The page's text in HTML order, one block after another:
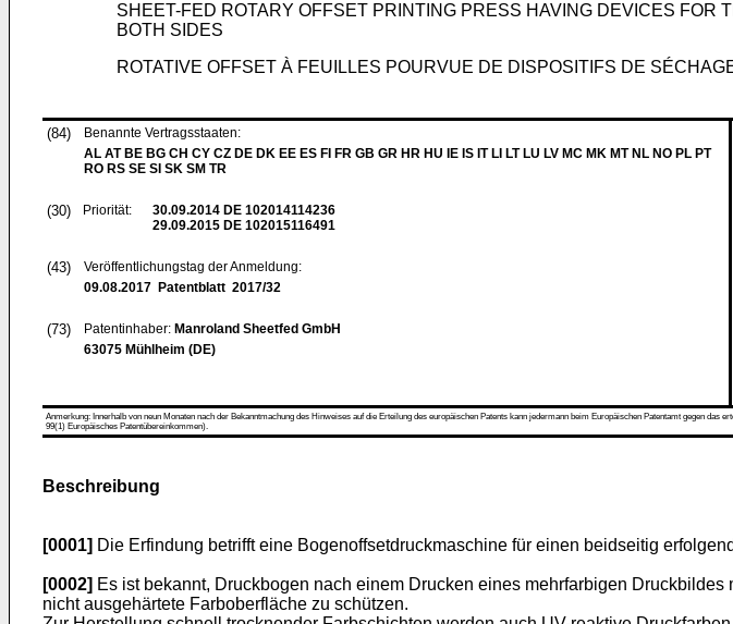
SHEET-FED ROTARY OFFSET PRINTING PRESS HAVING DEVICES
BOTH SIDES
ROTATIVE OFFSET À FEUILLES POURVUE DE DISPOSITIFS DE
(84)
Benannte Vertragsstaaten:
AL AT BE BG CH CY CZ DE DK EE ES FI FR GB GR HR HU IE IS IT LI LT LU LV MC MK MT NL NO PL PT
RO RS SE SI SK SM TR
(30) Priorität: 30.09.2014 DE 102014114236
29.09.2015 DE 102015116491
(43)
Veröffentlichungstag der Anmeldung:
09.08.2017 Patentblatt 2017/32
(73) Patentinhaber: Manroland Sheetfed GmbH
63075 Mühlheim (DE)
Anmerkung: Innerhalb von neun Monaten nach der Bekanntmachung des Hinweises auf die Erteilung des europäischen Patents kann jedermann beim Europäischen Patentamt gegen
99(1) Europäisches Patentübereinkommen).
Beschreibung
[0001] Die Erfindung betrifft eine Bogenoffsetdruckmaschine für einen beidseitig
[0002] Es ist bekannt, Druckbogen nach einem Drucken eines mehrfarbigen
nicht ausgehärtete Farboberfläche zu schützen.